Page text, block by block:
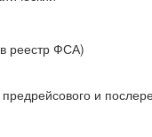
реестр ФСА)